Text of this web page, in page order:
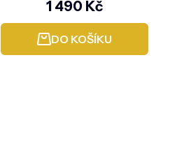
1 490 Kč
DO KOŠÍKU